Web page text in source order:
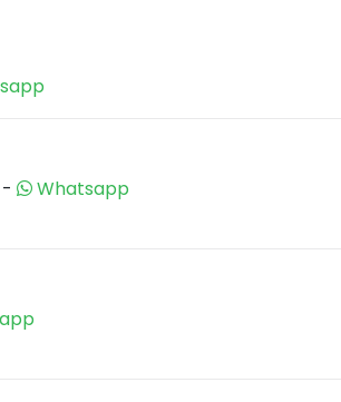
-
Whatsapp